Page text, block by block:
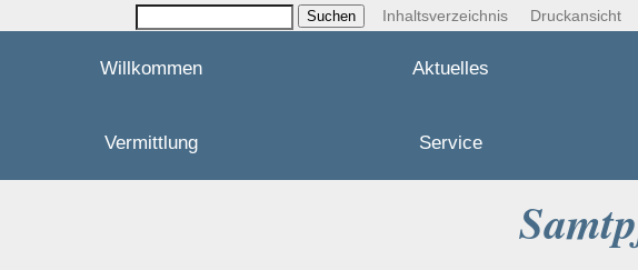
Inhaltsverzeichnis Druckansicht
Willkommen Aktuelles
Vermittlung Service